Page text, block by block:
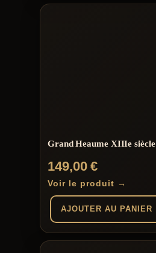
Grand Heaume XIIIe siècle
149,00€
Voir le produit →
AJOUTER AU PANIER